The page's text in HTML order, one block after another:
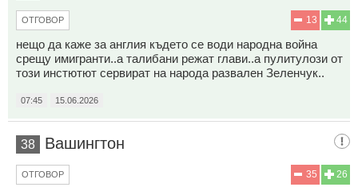
44
13
ОТГОВОР
нещо да каже за англия където се води народна война
срещу имигранти..а талибани режат глави..а пулитулози от
този инстютют сервират на народа развален Зеленчук..
07:45 15.06.2026
38 Вашингтон
26
35
ОТГОВОР